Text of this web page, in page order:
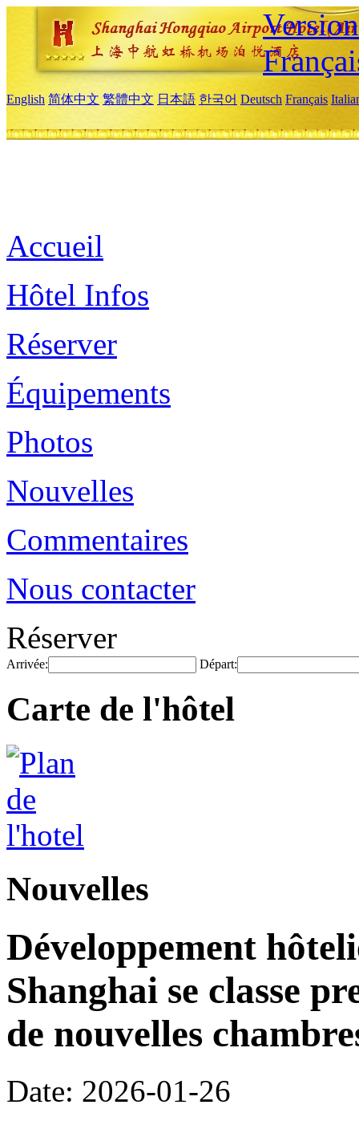
English 简体中文 繁體中文 日本語 한국어 Deutsch Français
Accueil
Hôtel Infos
Réserver
Équipements
Photos
Nouvelles
Commentaires
Nous contacter
Réserver
Arrivée: Départ:
Carte de l'hôtel
Nouvelles
Développement
Shanghai se classe
de nouvelles
Date: 2026-01-26